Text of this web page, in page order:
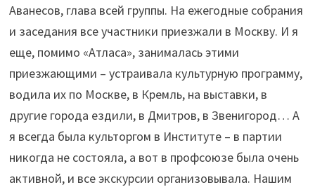
Аванесов, глава всей группы. На ежегодные собрания
и заседания все участники приезжали в Москву. И я
еще, помимо «Атласа», занималась этими
приезжающими – устраивала культурную программу,
водила их по Москве, в Кремль, на выставки, в
другие города ездили, в Дмитров, в Звенигород… А
я всегда была культоргом в Институте – в партии
никогда не состояла, а вот в профсоюзе была очень
активной, и все экскурсии организовывала. Нашим